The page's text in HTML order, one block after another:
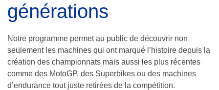
générations
Notre programme permet au public de découvrir non
seulement les machines qui ont marqué l’histoire depuis la
création des championnats mais aussi les plus récentes
comme des MotoGP, des Superbikes ou des machines
d’endurance tout juste retirées de la compétition.